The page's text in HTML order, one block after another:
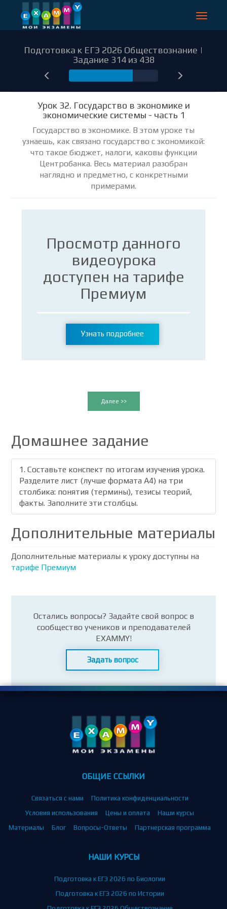
Toggle
Подготовка к ЕГЭ 2026 Обществознание |
Задание 314 из 438
Урок 32. Государство в экономике и
экономические системы - часть 1
Государство в экономике. В этом уроке ты
узнаешь, как связано государство с экономикой:
что такое бюджет, налоги, каковы функции
Центробанка. Весь материал разобран
наглядно и предметно, с конкретными
примерами.
Просмотр данного
видеоурока
доступен на тарифе
Премиум
Узнать подробнее
Далее >>
Домашнее задание
1. Составьте конспект по итогам изучения урока.
Разделите лист (лучше формата А4) на три
столбика: понятия (термины), тезисы теорий,
факты. Заполните эти столбцы.
Дополнительные материалы
Дополнительные материалы к уроку доступны на
тарифе Премиум
Остались вопросы? Задайте свой вопрос в
сообщество учеников и преподавателей
EXAMMY!
Задать вопрос
ОБЩИЕ ССЫЛКИ
Связаться с нами
Политика конфиденциальности
Условия использования
Цены и оплата
Наши курсы
Материалы
Блог Вопросы-Ответы Партнерская программа
НАШИ КУРСЫ
Подготовка к ЕГЭ 2026 по Биологии
Подготовка к ЕГЭ 2026 по Истории